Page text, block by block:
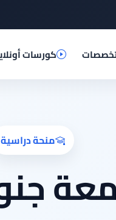
كورسات
منحة دراسية